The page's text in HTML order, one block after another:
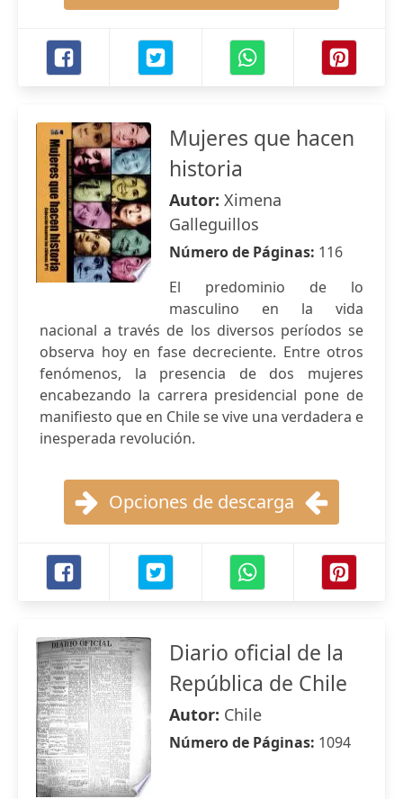
Mujeres que hacen
historia
Autor: Ximena
Galleguillos
Número de Páginas: 116
El predominio de lo
masculino en la vida
nacional a través de los diversos períodos se
observa hoy en fase decreciente. Entre otros
fenómenos, la presencia de dos mujeres
encabezando la carrera presidencial pone de
manifiesto que en Chile se vive una verdadera e
inesperada revolución.
Opciones de descarga
Diario oficial de la
República de Chile
Autor: Chile
Número de Páginas: 1094